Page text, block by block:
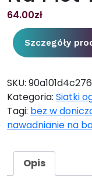
64.00zł
Szczegóły
SKU: 90a101d4c276
Kategoria: Siatki
Tagi: bez w
nawadnianie na
Opis